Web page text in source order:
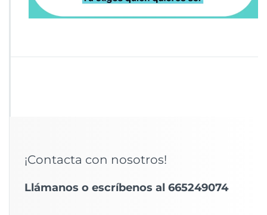
¡Contacta con nosotros!
Llámanos o escríbenos al 665249074